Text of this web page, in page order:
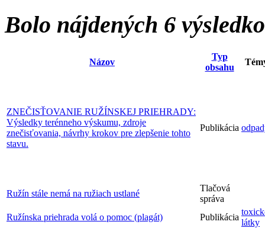
Bolo nájdených 6
Názov
Typ
obsahu
ZNEČISŤOVANIE RUŽÍNSKEJ PRIEHRADY:
Výsledky terénneho výskumu, zdroje
znečisťovania, návrhy krokov pre zlepšenie tohto
stavu.
Publikácia
Ružín stále nemá na ružiach ustlané
Tlačová
správa
Ružínska priehrada volá o pomoc (plagát)
Publikácia
látky